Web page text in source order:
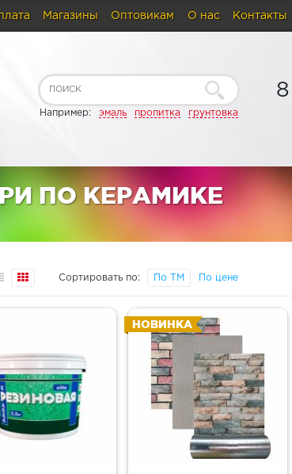
Магазины Оптовикам О нас Контакты
Например: эмаль пропитка грунтовка
ПО КЕРАМИКЕ
Сортировать по: По ТМ По цене
НОВИНКА